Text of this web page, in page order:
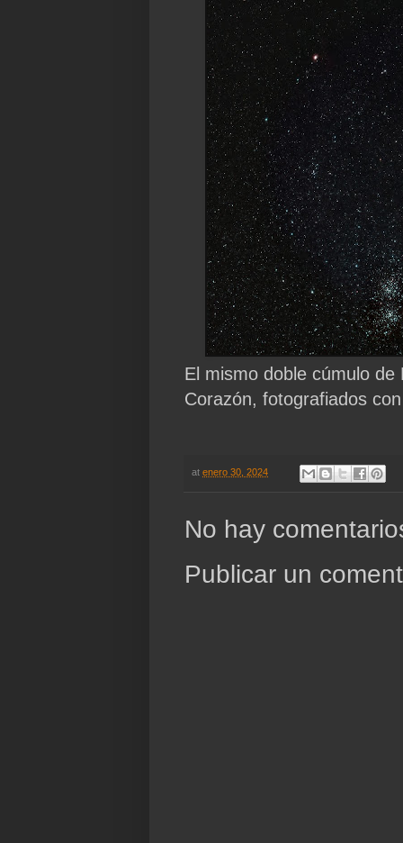
El mismo doble cúmulo
Corazón, fotografiados
atenero 30, 2024
No hay
Publicar un